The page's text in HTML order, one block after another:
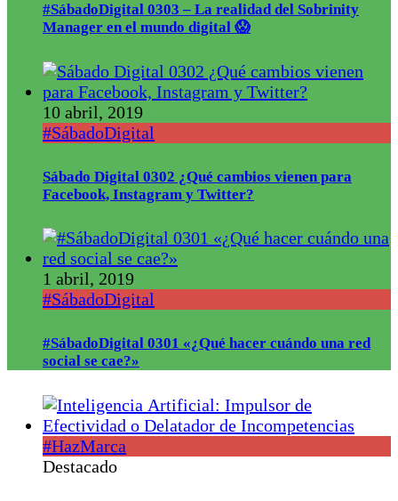
#SábadoDigital 0303 – La realidad del Sobrinity
Manager en el mundo digital 😱
10 abril, 2019
#SábadoDigital
Sábado Digital 0302 ¿Qué cambios vienen para
Facebook, Instagram y Twitter?
1 abril, 2019
#SábadoDigital
#SábadoDigital 0301 «¿Qué hacer cuándo una red
social se cae?»
#HazMarca
Destacado